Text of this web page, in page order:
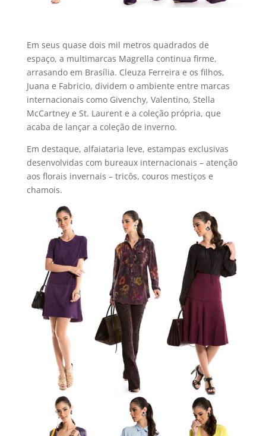
Em seus quase dois mil metros quadrados de
espaço, a multimarcas Magrella continua firme,
arrasando em Brasí­lia. Cleuza Ferreira e os filhos,
Juana e Fabricio, dividem o ambiente entre marcas
internacionais como Givenchy, Valentino, Stella
McCartney e St. Laurent e a coleção própria, que
acaba de lançar a coleção de inverno.
Em destaque, alfaiataria leve, estampas exclusivas
desenvolvidas com bureaux internacionais – atenção
aos florais invernais – tricôs, couros mestiços e
chamois.